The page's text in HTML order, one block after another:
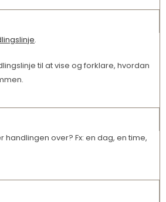
.
til at vise og forklare, hvordan
over? Fx: en dag, en time,